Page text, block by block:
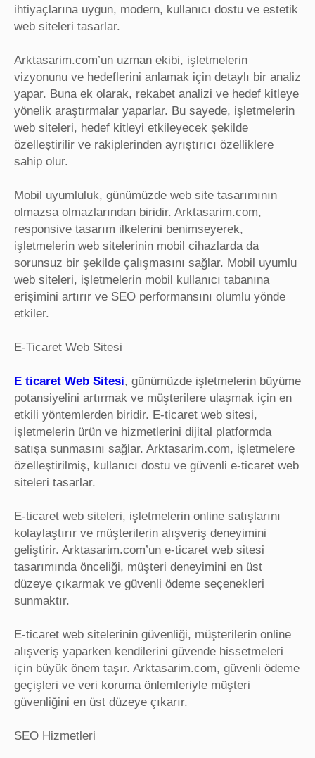
ihtiyaçlarına uygun, modern, kullanıcı dostu ve estetik
web siteleri tasarlar.
Arktasarim.com’un uzman ekibi, işletmelerin
vizyonunu ve hedeflerini anlamak için detaylı bir analiz
yapar. Buna ek olarak, rekabet analizi ve hedef kitleye
yönelik araştırmalar yaparlar. Bu sayede, işletmelerin
web siteleri, hedef kitleyi etkileyecek şekilde
özelleştirilir ve rakiplerinden ayrıştırıcı özelliklere
sahip olur.
Mobil uyumluluk, günümüzde web site tasarımının
olmazsa olmazlarından biridir. Arktasarim.com,
responsive tasarım ilkelerini benimseyerek,
işletmelerin web sitelerinin mobil cihazlarda da
sorunsuz bir şekilde çalışmasını sağlar. Mobil uyumlu
web siteleri, işletmelerin mobil kullanıcı tabanına
erişimini artırır ve SEO performansını olumlu yönde
etkiler.
E-Ticaret Web Sitesi
E ticaret Web Sitesi, günümüzde işletmelerin büyüme
potansiyelini artırmak ve müşterilere ulaşmak için en
etkili yöntemlerden biridir. E-ticaret web sitesi,
işletmelerin ürün ve hizmetlerini dijital platformda
satışa sunmasını sağlar. Arktasarim.com, işletmelere
özelleştirilmiş, kullanıcı dostu ve güvenli e-ticaret web
siteleri tasarlar.
E-ticaret web siteleri, işletmelerin online satışlarını
kolaylaştırır ve müşterilerin alışveriş deneyimini
geliştirir. Arktasarim.com’un e-ticaret web sitesi
tasarımında önceliği, müşteri deneyimini en üst
düzeye çıkarmak ve güvenli ödeme seçenekleri
sunmaktır.
E-ticaret web sitelerinin güvenliği, müşterilerin online
alışveriş yaparken kendilerini güvende hissetmeleri
için büyük önem taşır. Arktasarim.com, güvenli ödeme
geçişleri ve veri koruma önlemleriyle müşteri
güvenliğini en üst düzeye çıkarır.
SEO Hizmetleri